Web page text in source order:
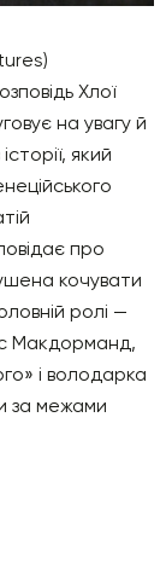
Хлої
на увагу й
який
про
кочувати
ролі —
Макдорманд,
і володарка
за межами